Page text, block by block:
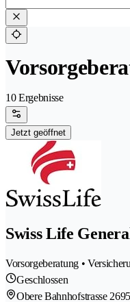
10 Ergebnisse
Jetzt geöffnet
Swiss Life
Vorsorgeberatung •
Geschlossen
Obere Bahnhofstrasse 26